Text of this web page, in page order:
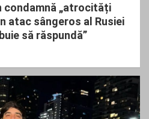
condamnă „atrocități
atac sângeros al Rusiei
să răspundă”